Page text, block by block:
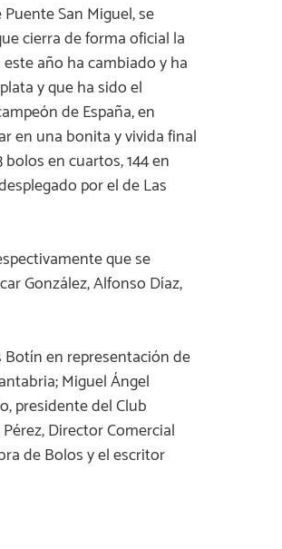
San Miguel, se
cierra de forma oficial la
año ha cambiado y ha
y que ha sido el
de España, en
en una bonita y vivida final
en cuartos, 144 en
por el de Las
que se
González, Alfonso Díaz,
en representación de
Miguel Ángel
presidente del Club
Director Comercial
de Bolos y el escritor